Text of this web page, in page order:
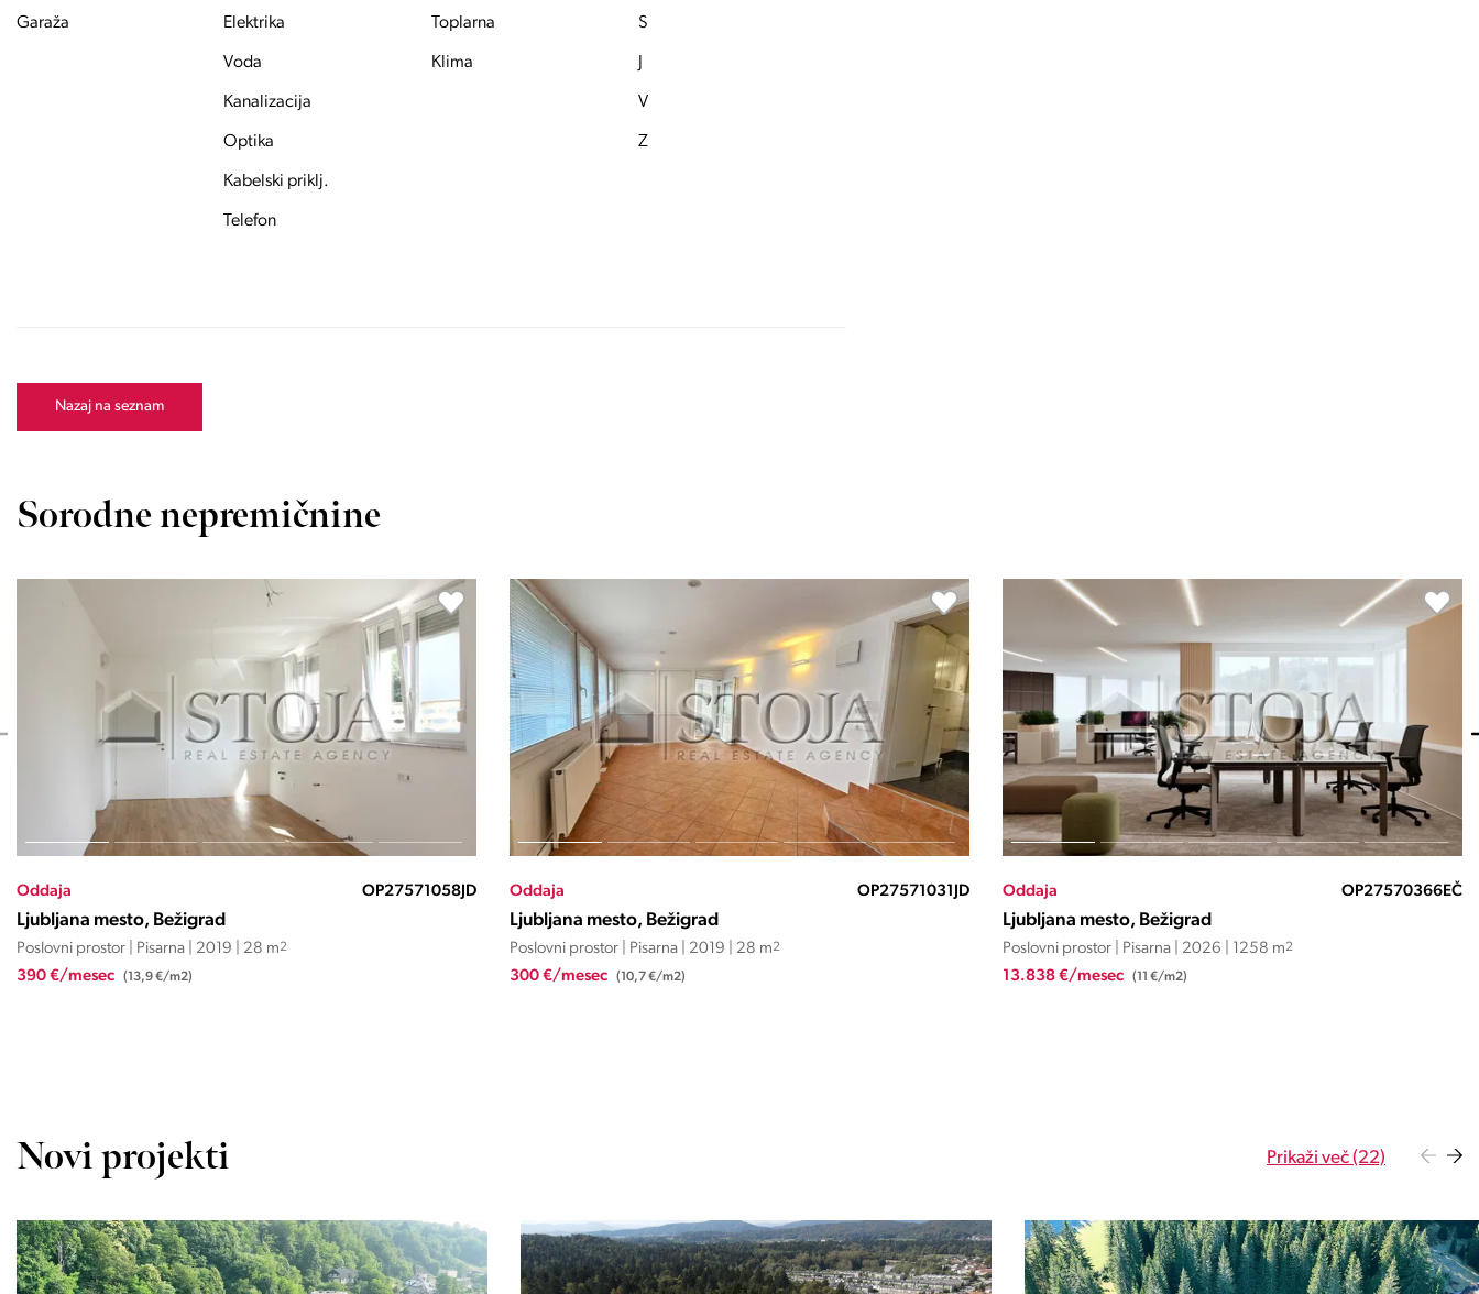
Garaža Elektrika
Voda
Kanalizacija
Optika
Kabelski priklj.
Telefon
Toplarna
Klima
S
V
Z
Nazaj na seznam
Sorodne nepremičnine
Oddaja OP27571031JD
Ljubljana mesto, Bežigrad
Poslovni prostor | Pisarna | 2019 | 28 m2
300 €/mesec (10,7 €/m2)
Oddaja OP27570366EČ
Ljubljana mesto, Bežigrad
Poslovni prostor | Pisarna | 2026 | 1258 m
13.838 €/mesec (11 €/m2)
Oddaja OP27570368EČ
Ljubljana mesto, Bežigrad
Poslovni prostor | Pisarna | 2026 | 2585 m2
32.319 €/mesec (12,5 €/m2)
Novi projekti Prikaži več (22)